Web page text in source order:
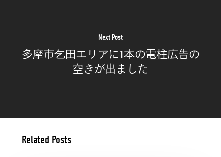
Next Post
多摩市乞田エリアに1本の電柱広告の
空きが出ました
Related Posts